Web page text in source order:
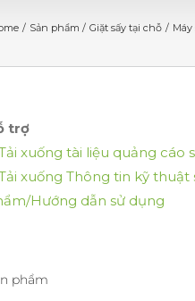
Sản phẩm Giặt sấy tại chỗ
trợ
xuống tài liệu quảng cáo
xuống Thông tin kỹ thuật
Hướng dẫn sử dụng
phẩm